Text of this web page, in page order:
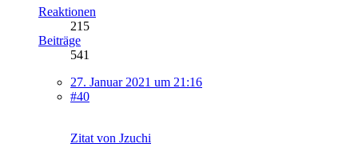
Reaktionen
215
Beiträge
541
27. Januar 2021 um 21:16
#40
Zitat von Jzuchi